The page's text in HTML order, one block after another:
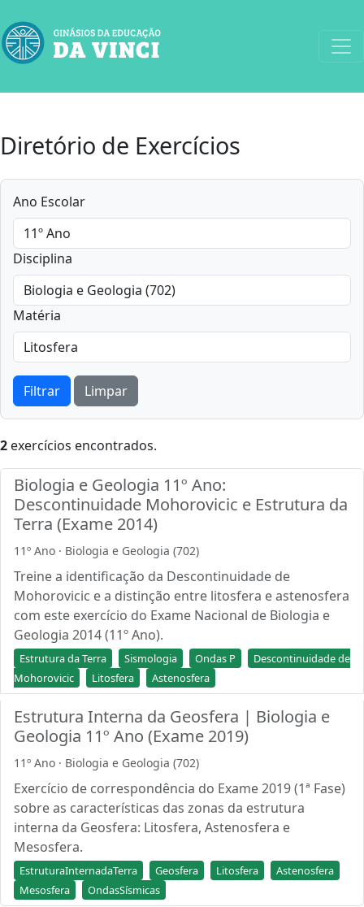
Diretório de Exercícios
Ano Escolar
Disciplina
Matéria
Filtrar Limpar
2 exercícios encontrados.
Biologia e Geologia 11º Ano:
Descontinuidade Mohorovicic e Estrutura da
Terra (Exame 2014)
11º Ano · Biologia e Geologia (702)
Treine a identificação da Descontinuidade de
Mohorovicic e a distinção entre litosfera e astenosfera
com este exercício do Exame Nacional de Biologia e
Geologia 2014 (11º Ano).
Estrutura da Terra Sismologia Ondas P
Descontinuidade de
Mohorovicic
Litosfera Astenosfera
Estrutura Interna da Geosfera | Biologia e
Geologia 11º Ano (Exame 2019)
11º Ano · Biologia e Geologia (702)
Exercício de correspondência do Exame 2019 (1ª Fase)
sobre as características das zonas da estrutura
interna da Geosfera: Litosfera, Astenosfera e
Mesosfera.
EstruturaInternadaTerra Geosfera Litosfera
Astenosfera
Mesosfera
OndasSísmicas